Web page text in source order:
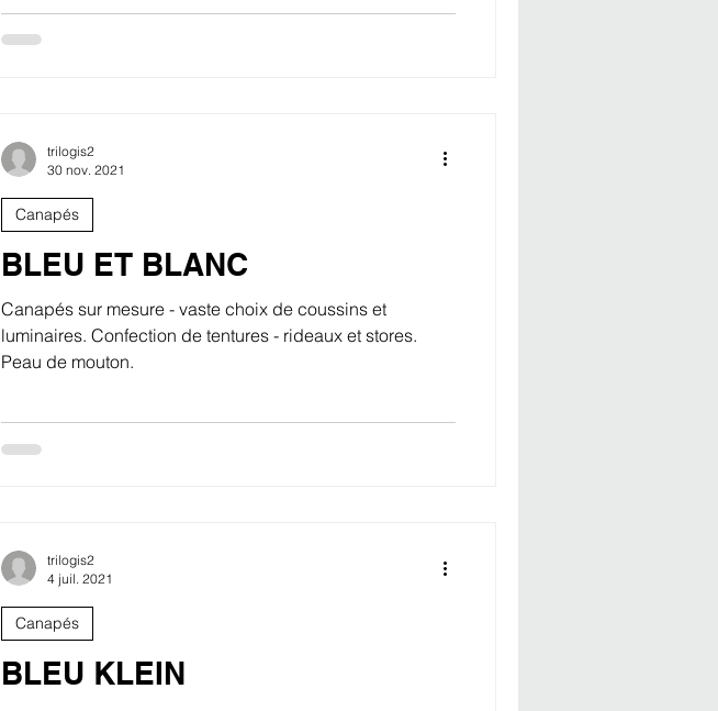
BLEU ET BLANC
Canapés sur mesure - vaste choix de coussins et
luminaires. Confection de tentures - rideaux et stores.
Peau de mouton.
Canapés
trilogis2
30 nov. 2021
BLEU KLEIN
Canapés
trilogis2
4 juil. 2021